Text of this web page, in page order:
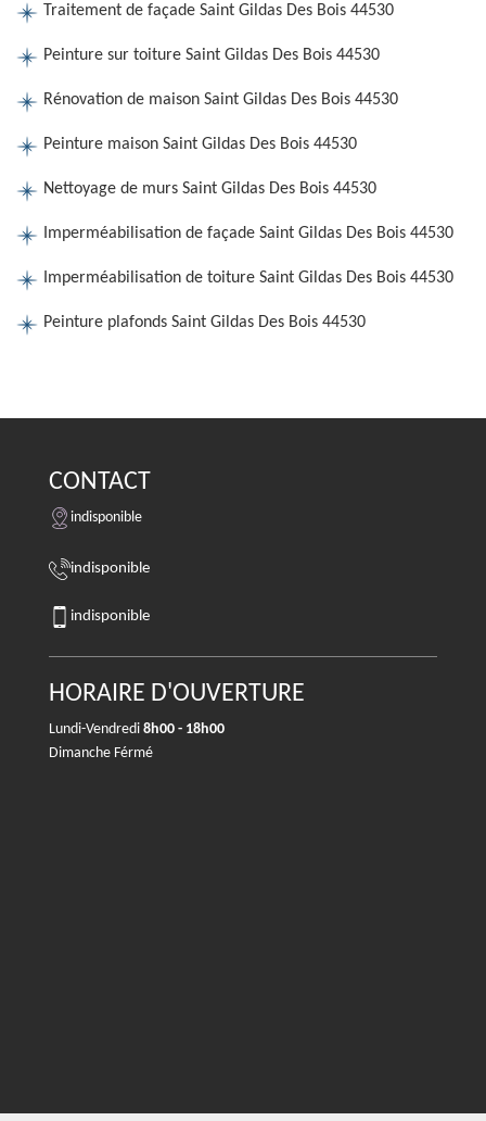
Traitement de façade Saint Gildas Des Bois 44530
Peinture sur toiture Saint Gildas Des Bois 44530
Rénovation de maison Saint Gildas Des Bois 44530
Peinture maison Saint Gildas Des Bois 44530
Nettoyage de murs Saint Gildas Des Bois 44530
Imperméabilisation de façade Saint Gildas Des Bois 44530
Imperméabilisation de toiture Saint Gildas Des Bois 44530
Peinture plafonds Saint Gildas Des Bois 44530
CONTACT
indisponible
indisponible
indisponible
HORAIRE D'OUVERTURE
Lundi-Vendredi 8h00 - 18h00
Dimanche Férmé